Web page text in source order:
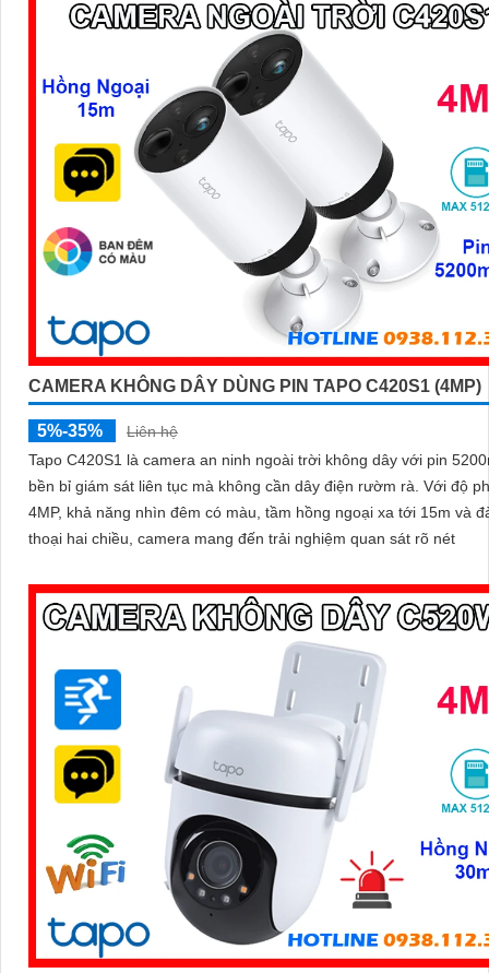
CAMERA KHÔNG DÂY DÙNG PIN TAPO C420S1 (4MP)
5%-35%
Liên hệ
Tapo C420S1 là camera an ninh ngoài trời không dây với pin
bền bỉ giám sát liên tục mà không cần dây điện rườm rà. Với độ phân giải
4MP, khả năng nhìn đêm có màu, tầm hồng ngoại xa tới 15m và
thoại hai chiều, camera mang đến trải nghiệm quan sát rõ nét